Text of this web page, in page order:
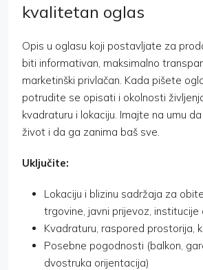
kvalitetan oglas
Opis u oglasu koji postavljate za
biti informativan, maksimalno
marketinški privlačan. Kada pišete
potrudite se opisati i okolnosti
kvadraturu i lokaciju. Imajte na umu
život i da ga zanima baš sve.
Uključite:
Lokaciju i blizinu sadržaja za
trgovine, javni prijevoz, institucije
Kvadraturu, raspored prostorija,
Posebne pogodnosti (balkon,
dvostruka orijentacija)